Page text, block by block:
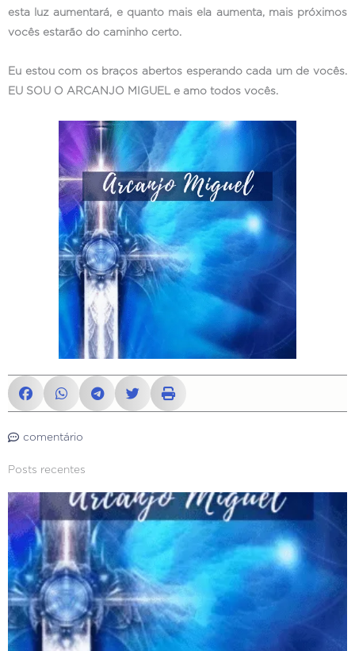
esta luz aumentará, e quanto mais ela aumenta, mais próximos
vocês estarão do caminho certo.
Eu estou com os braços abertos esperando cada um de vocês.
EU SOU O ARCANJO MIGUEL e amo todos vocês.
comentário
Posts recentes